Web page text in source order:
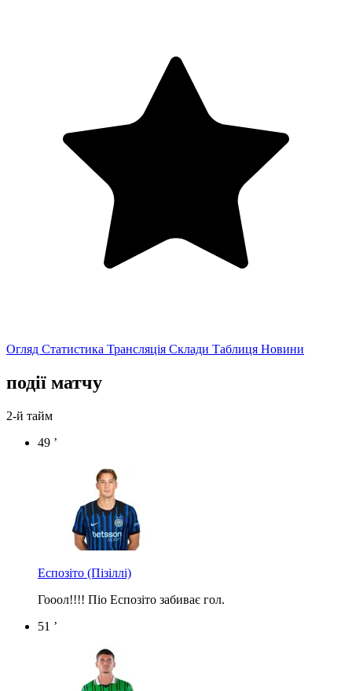
Огляд Статистика Трансляція Склади Таблиця Новини
події матчу
2-й тайм
49 ’
Еспозіто (Пізіллі)
Гооол!!!! Піо Еспозіто забиває гол.
51 ’